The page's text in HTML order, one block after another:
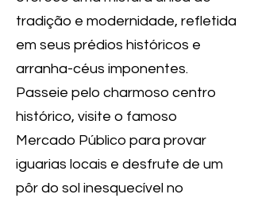
tradição e modernidade, refletida
em seus prédios históricos e
arranha-céus imponentes.
Passeie pelo charmoso centro
histórico, visite o famoso
Mercado Público para provar
iguarias locais e desfrute de um
pôr do sol inesquecível no